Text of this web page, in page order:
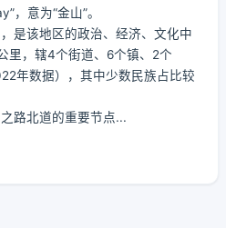
，意为“金山”。
是该地区的政治、经济、文化中
里，辖4个街道、6个镇、2个
年数据），其中少数民族占比较
路北道的重要节点...